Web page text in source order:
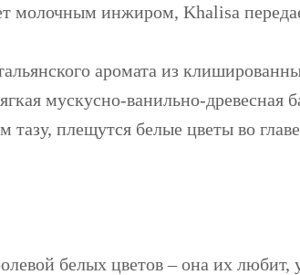
молочным инжиром, Khalisa
аромата из
мускусно-ванильно-древесная
плещутся белые цветы во
белых цветов – она их любит,